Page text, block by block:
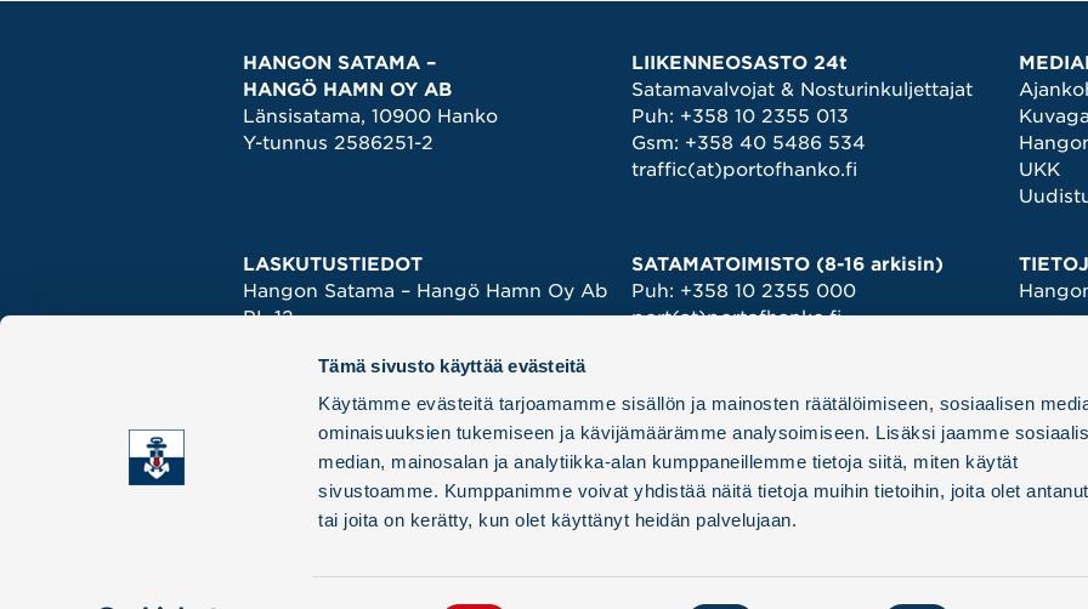
Tämä sivusto käyttää evästeitä
Käytämme evästeitä tarjoamamme sisällön ja mainosten räätälöimiseen, sosiaalisen
ominaisuuksien tukemiseen ja kävijämäärämme analysoimiseen. Lisäksi jaamme
median, mainosalan ja analytiikka-alan kumppaneillemme tietoja siitä, miten käytät
sivustoamme. Kumppanimme voivat yhdistää näitä tietoja muihin tietoihin, joita olet
tai joita on kerätty, kun olet käyttänyt heidän palvelujaan.
HANGON SATAMA –
HANGÖ HAMN OY AB
Länsisatama, 10900 Hanko
Y-tunnus 2586251-2
LASKUTUSTIEDOT
Hangon Satama – Hangö Hamn Oy Ab
PL 12
KAIKKI YHTEYSTIEDOT ›
LIIKENNEOSASTO 24t
Satamavalvojat & Nosturinkuljettajat
Puh: +358 10 2355 013
Gsm: +358 40 5486 534
traffic(at)portofhanko.fi
SATAMATOIMISTO (8-16 arkisin)
Puh: +358 10 2355 000
port(at)portofhanko.fi
yhteyttä laivan agenttiin tai
ahtausliikkeeseen.
KULKULUVAT ›
UKK